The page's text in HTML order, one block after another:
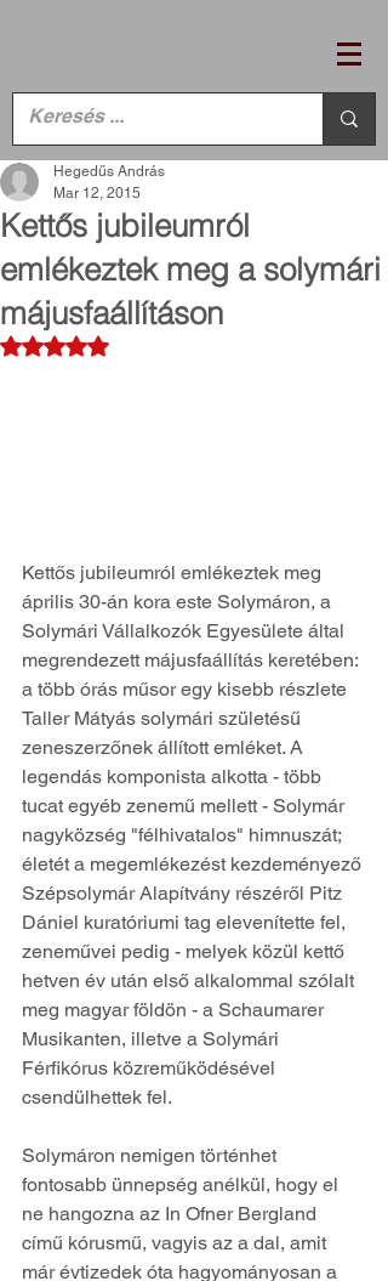
Kettős jubileumról
emlékeztek meg a solymári
májusfaállításon
Hegedűs András
Mar 12, 2015
Rated NaN out of 5 stars.
Kettős jubileumról emlékeztek meg
április 30-án kora este Solymáron, a
Solymári Vállalkozók Egyesülete által
megrendezett májusfaállítás keretében:
a több órás műsor egy kisebb részlete
Taller Mátyás solymári születésű
zeneszerzőnek állított emléket. A
legendás komponista alkotta - több
tucat egyéb zenemű mellett - Solymár
nagyközség "félhivatalos" himnuszát;
életét a megemlékezést kezdeményező
Szépsolymár Alapítvány részéről Pitz
Dániel kuratóriumi tag elevenítette fel,
zeneművei pedig - melyek közül kettő
hetven év után első alkalommal szólalt
meg magyar földön - a Schaumarer
Musikanten, illetve a Solymári
Férfikórus közreműködésével
csendülhettek fel.
Solymáron nemigen történhet
fontosabb ünnepség anélkül, hogy el
ne hangozna az In Ofner Bergland
című kórusmű, vagyis az a dal, amit
már évtizedek óta hagyományosan a